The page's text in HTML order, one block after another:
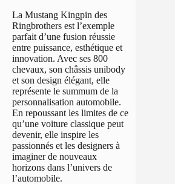
La Mustang Kingpin des
Ringbrothers est l’exemple
parfait d’une fusion réussie
entre puissance, esthétique et
innovation. Avec ses 800
chevaux, son châssis unibody
et son design élégant, elle
représente le summum de la
personnalisation automobile.
En repoussant les limites de ce
qu’une voiture classique peut
devenir, elle inspire les
passionnés et les designers à
imaginer de nouveaux
horizons dans l’univers de
l’automobile.